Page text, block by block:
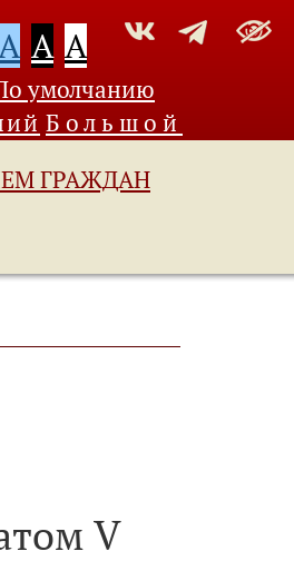
A A
умолчанию
Большой
ГРАЖДАН
V